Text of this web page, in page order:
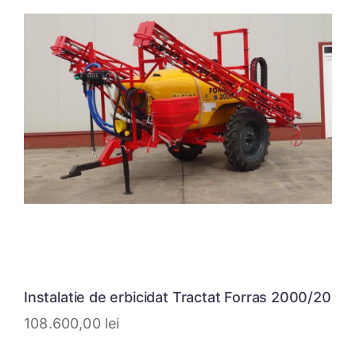
Instalatie de erbicidat Tractat Forras 2000/20
108.600,00 lei